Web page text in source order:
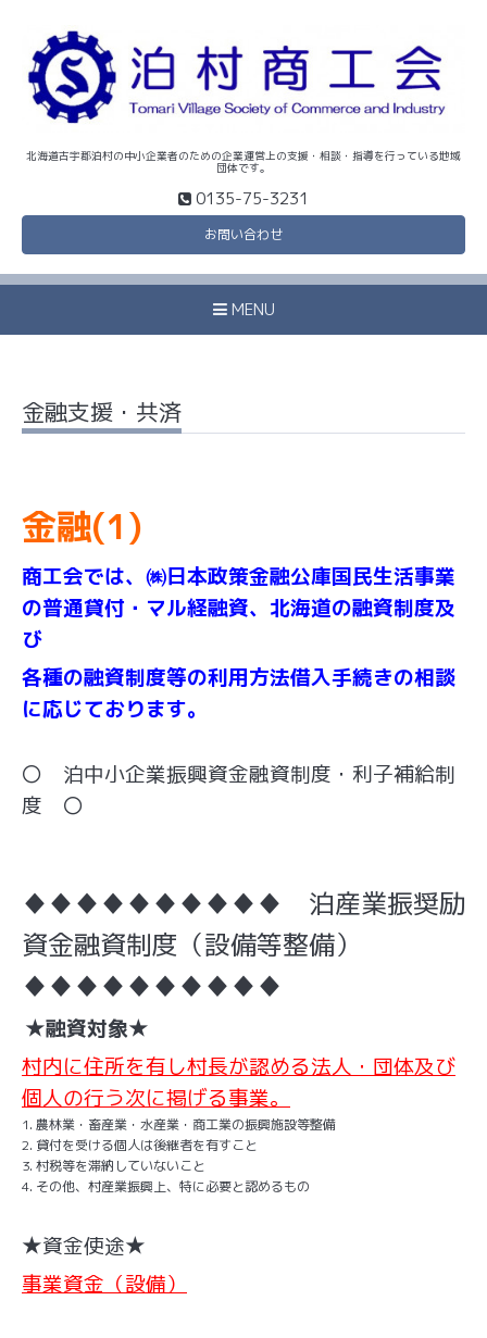
北海道古宇郡泊村の中小企業者のための企業運営上の支援・相談・指導を行っている地域
団体です。
0135-75-3231
お問い合わせ
MENU
金融支援・共済
金融(1)
商工会では、㈱日本政策金融公庫国民生活事業
の普通貸付 ・ マル経融資、北海道の融資制度及
び
各種の融資制度等の利用方法借入手続きの相談
に応じております。
〇 泊中小企業振興資金融資制度・利子補給制
度 〇
♦♦♦♦♦♦♦♦♦♦ 泊産業振奨励
資金融資制度（設備等整備）
♦♦♦♦♦♦♦♦♦♦
★融資対象★
村内に住所を有し村長が認める法人・団体及び
個人の行う次に掲げる事業。
農林業・畜産業・水産業・商工業の振興施設等整備
貸付を受ける個人は後継者を有すこと
村税等を滞納していないこと
その他、村産業振興上、特に必要と認めるもの
★資金使途★
事業資金（設備）